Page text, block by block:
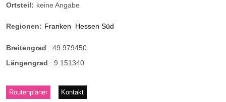
Ortsteil: keine Angabe
Regionen: Franken Hessen Süd
Breitengrad : 49.979450
Längengrad : 9.151340
Routenplaner Kontakt